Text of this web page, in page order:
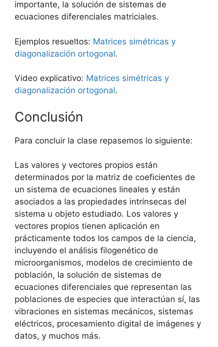
importante, la solución de sistemas de
ecuaciones diferenciales matriciales.
Ejemplos resueltos: Matrices simétricas y
diagonalización ortogonal.
Video explicativo: Matrices simétricas y
diagonalización ortogonal.
Conclusión
Para concluir la clase repasemos lo siguiente:
Las valores y vectores propios están
determinados por la matriz de coeficientes de
un sistema de ecuaciones lineales y están
asociados a las propiedades intrínsecas del
sistema u objeto estudiado. Los valores y
vectores propios tienen aplicación en
prácticamente todos los campos de la ciencia,
incluyendo el análisis filogenético de
microorganismos, modelos de crecimiento de
población, la solución de sistemas de
ecuaciones diferenciales que representan las
poblaciones de especies que interactúan sí, las
vibraciones en sistemas mecánicos, sistemas
eléctricos, procesamiento digital de imágenes y
datos, y muchos más.